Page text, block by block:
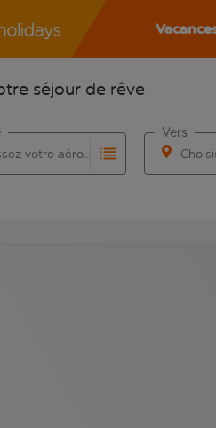
séjour de rêve
Choisissez votre aéroport
Vers